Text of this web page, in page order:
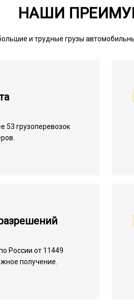
НАШИ
и трудные грузы
53 грузоперевозок
России от 11449
получение.